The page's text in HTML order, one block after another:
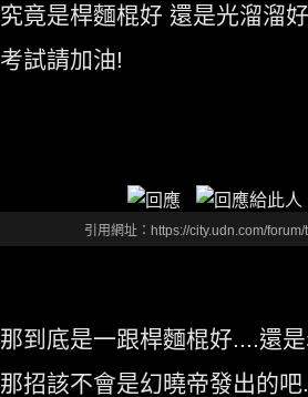
究竟是桿麵棍好 還是光溜溜
考試請加油!
引用網址：https://city.udn.com/
那到底是一跟桿麵棍好....還
那招該不會是幻曉帝發出的